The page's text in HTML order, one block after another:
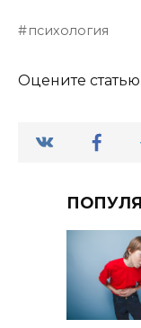
психология
Оцените статью